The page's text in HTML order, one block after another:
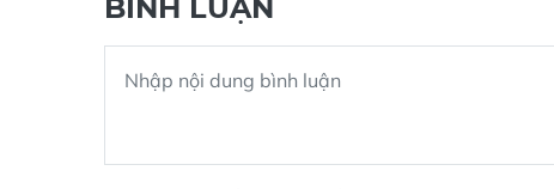
BÌNH LUẬN